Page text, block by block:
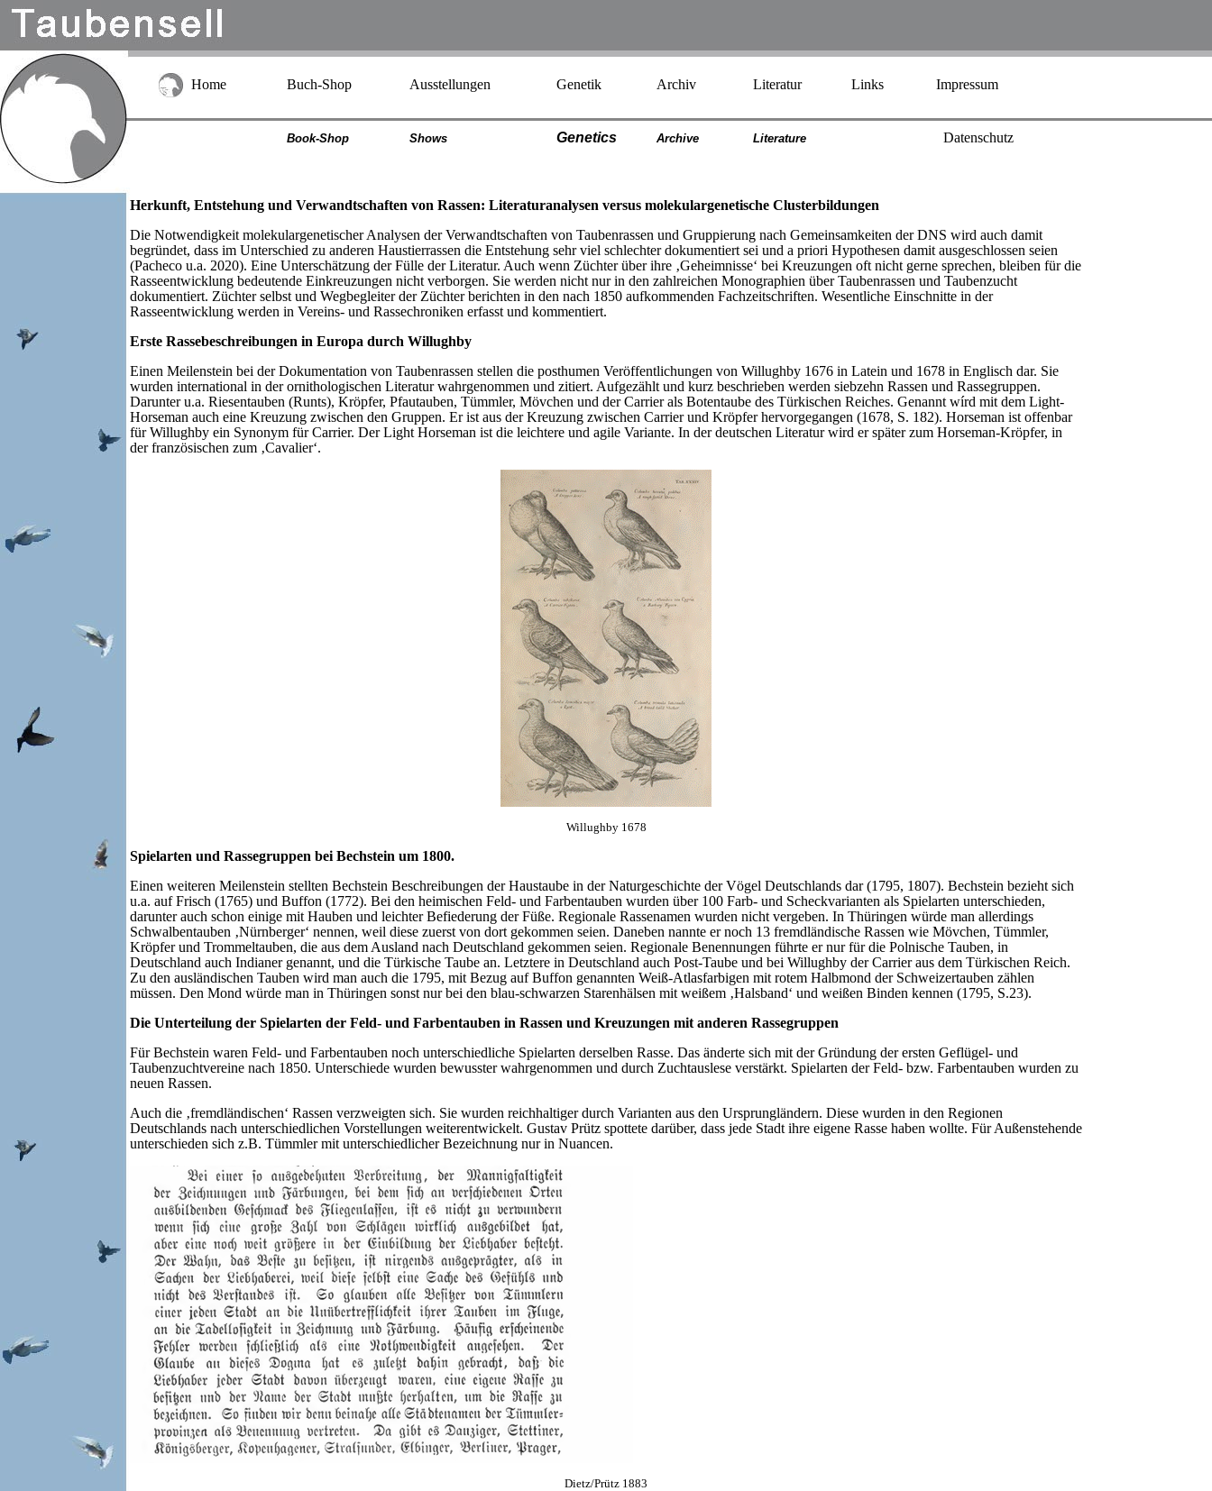
Home Buch-Shop Ausstellungen Genetik Archiv Literatur Links Impressum
Book-Shop Shows Genetics Archive Literature Datenschutz
Herkunft, Entstehung und Verwandtschaften von Rassen: Literaturanalysen versus molekulargenetische Clusterbildungen
Die Notwendigkeit molekulargenetischer Analysen der Verwandtschaften von Taubenrassen und Gruppierung nach Gemeinsamkeiten der DNS wird auch damit
begründet, dass im Unterschied zu anderen Haustierrassen die Entstehung sehr viel schlechter dokumentiert sei und a priori Hypothesen damit ausgeschlossen seien
(Pacheco u.a. 2020). Eine Unterschätzung der Fülle der Literatur. Auch wenn Züchter über ihre ‚Geheimnisse‘ bei Kreuzungen oft nicht gerne sprechen, bleiben für die
Rasseentwicklung bedeutende Einkreuzungen nicht verborgen. Sie werden nicht nur in den zahlreichen Monographien über Taubenrassen und Taubenzucht
dokumentiert. Züchter selbst und Wegbegleiter der Züchter berichten in den nach 1850 aufkommenden Fachzeitschriften. Wesentliche Einschnitte in der
Rasseentwicklung werden in Vereins- und Rassechroniken erfasst und kommentiert.
Erste Rassebeschreibungen in Europa durch Willughby
Einen Meilenstein bei der Dokumentation von Taubenrassen stellen die posthumen Veröffentlichungen von Willughby 1676 in Latein und 1678 in Englisch dar. Sie
wurden international in der ornithologischen Literatur wahrgenommen und zitiert. Aufgezählt und kurz beschrieben werden siebzehn Rassen und Rassegruppen.
Darunter u.a. Riesentauben (Runts), Kröpfer, Pfautauben, Tümmler, Mövchen und der Carrier als Botentaube des Türkischen Reiches. Genannt wírd mit dem Light-
Horseman auch eine Kreuzung zwischen den Gruppen. Er ist aus der Kreuzung zwischen Carrier und Kröpfer hervorgegangen (1678, S. 182). Horseman ist offenbar
für Willughby ein Synonym für Carrier. Der Light Horseman ist die leichtere und agile Variante. In der deutschen Literatur wird er später zum Horseman-Kröpfer, in
der französischen zum ‚Cavalier‘.
Willughby 1678
Spielarten und Rassegruppen bei Bechstein um 1800.
Einen weiteren Meilenstein stellten Bechstein Beschreibungen der Haustaube in der Naturgeschichte der Vögel Deutschlands dar (1795, 1807). Bechstein bezieht sich
u.a. auf Frisch (1765) und Buffon (1772). Bei den heimischen Feld- und Farbentauben wurden über 100 Farb- und Scheckvarianten als Spielarten unterschieden,
darunter auch schon einige mit Hauben und leichter Befiederung der Füße. Regionale Rassenamen wurden nicht vergeben. In Thüringen würde man allerdings
Schwalbentauben ‚Nürnberger‘ nennen, weil diese zuerst von dort gekommen seien. Daneben nannte er noch 13 fremdländische Rassen wie Mövchen, Tümmler,
Kröpfer und Trommeltauben, die aus dem Ausland nach Deutschland gekommen seien. Regionale Benennungen führte er nur für die Polnische Tauben, in
Deutschland auch Indianer genannt, und die Türkische Taube an. Letztere in Deutschland auch Post-Taube und bei Willughby der Carrier aus dem Türkischen Reich.
Zu den ausländischen Tauben wird man auch die 1795, mit Bezug auf Buffon genannten Weiß-Atlasfarbigen mit rotem Halbmond der Schweizertauben zählen
müssen. Den Mond würde man in Thüringen sonst nur bei den blau-schwarzen Starenhälsen mit weißem ‚Halsband‘ und weißen Binden kennen (1795, S.23).
Die Unterteilung der Spielarten der Feld- und Farbentauben in Rassen und Kreuzungen mit anderen Rassegruppen
Für Bechstein waren Feld- und Farbentauben noch unterschiedliche Spielarten derselben Rasse. Das änderte sich mit der Gründung der ersten Geflügel- und
Taubenzuchtvereine nach 1850. Unterschiede wurden bewusster wahrgenommen und durch Zuchtauslese verstärkt. Spielarten der Feld- bzw. Farbentauben wurden zu
neuen Rassen.
Auch die ‚fremdländischen‘ Rassen verzweigten sich. Sie wurden reichhaltiger durch Varianten aus den Ursprungländern. Diese wurden in den Regionen
Deutschlands nach unterschiedlichen Vorstellungen weiterentwickelt. Gustav Prütz spottete darüber, dass jede Stadt ihre eigene Rasse haben wollte. Für Außenstehende
unterschieden sich z.B. Tümmler mit unterschiedlicher Bezeichnung nur in Nuancen.
Dietz/Prütz 1883